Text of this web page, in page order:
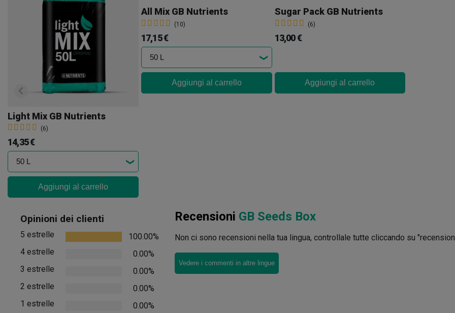
Light Mix GB Nutrients
(6)
14,35 €
Aggiungi al carrello
All Mix GB Nutrients
(10)
17,15 €
Aggiungi al carrello
Sugar Pack GB Nutrients
(6)
13,00 €
Aggiungi al carrello
Opinioni dei clienti
5 estrelle
100.00%
4 estrelle
0.00%
3 estrelle
0.00%
2 estrelle
0.00%
1 estrelle
0.00%
Recensioni GB Seeds Box
Non ci sono recensioni nella tua lingua, controllale tutte cliccando su
Vedere i commenti in altre lingue